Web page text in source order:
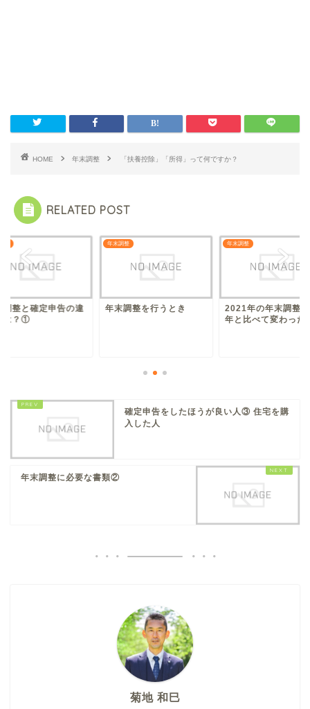
HOME 年末調整 「扶養控除」「所得」って何ですか？
RELATED POST
調整と確定申告の違
は？①
年末調整
年末調整を行うとき
年末調整
2021年の年末調整
年と比べて変わった
確定申告をしたほうが良い人③ 住宅を購
入した人
年末調整に必要な書類②
菊地 和巳